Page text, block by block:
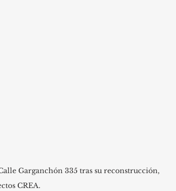
Garganchón 335 tras su reconstrucción,
CREA.